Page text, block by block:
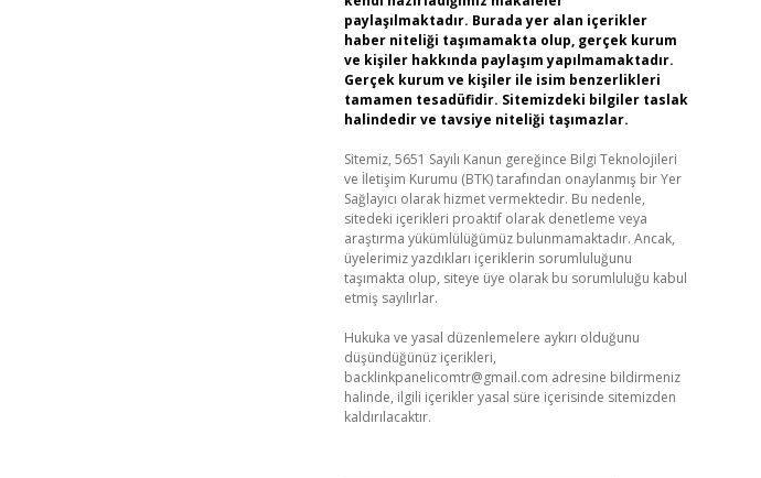
paylaşılmaktadır. Burada yer alan içerikler
haber niteliği taşımamakta olup, gerçek kurum
ve kişiler hakkında paylaşım yapılmamaktadır.
Gerçek kurum ve kişiler ile isim benzerlikleri
tamamen tesadüfidir. Sitemizdeki bilgiler taslak
halindedir ve tavsiye niteliği taşımazlar.
Sitemiz, 5651 Sayılı Kanun gereğince Bilgi Teknolojileri
ve İletişim Kurumu (BTK) tarafından onaylanmış bir Yer
Sağlayıcı olarak hizmet vermektedir. Bu nedenle,
sitedeki içerikleri proaktif olarak denetleme veya
araştırma yükümlülüğümüz bulunmamaktadır. Ancak,
üyelerimiz yazdıkları içeriklerin sorumluluğunu
taşımakta olup, siteye üye olarak bu sorumluluğu kabul
etmiş sayılırlar.
Hukuka ve yasal düzenlemelere aykırı olduğunu
düşündüğünüz içerikleri,
backlinkpanelicomtr@gmail.com adresine bildirmeniz
halinde, ilgili içerikler yasal süre içerisinde sitemizden
kaldırılacaktır.